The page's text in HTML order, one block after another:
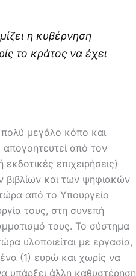
η κυβέρνηση
το κράτος να έχει
μεγάλο κόπο και
από τον
επιχειρήσεις)
βιβλίων και των ψηφιακών
από το Υπουργείο
τους, στη συνεπή
τους. Το σύστημα
υλοποιείται με εργασία,
(1) ευρώ και χωρίς να
υπάρξει άλλη καθυστέρηση